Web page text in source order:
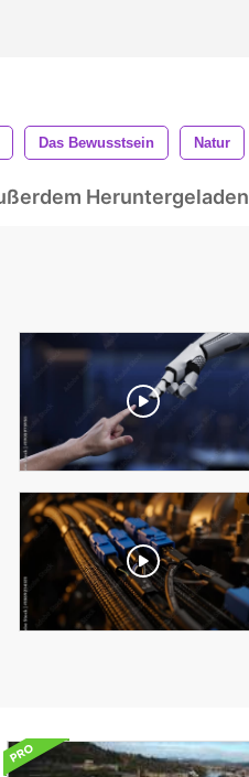
Das Bewusstsein Natur
Heruntergeladen